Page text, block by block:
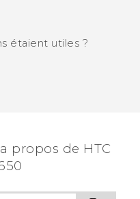
étaient utiles ?
propos de HTC